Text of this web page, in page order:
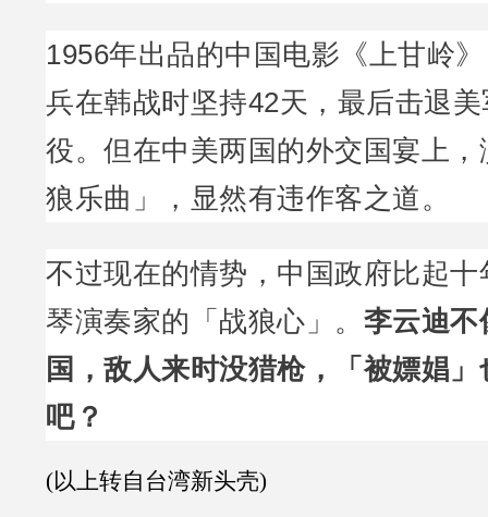
1956年出品的中国电影《上甘岭
兵在韩战时坚持42天，最后击退
役。但在中美两国的外交国宴上
狼乐曲」，显然有违作客之道。
不过现在的情势，中国政府比起
琴演奏家的「战狼心」。 李云迪不
国，敌人来时没猎枪，「被嫖娼
吧？
(以上转自台湾新头壳)